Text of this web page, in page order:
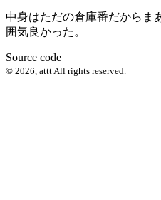
中身はただの倉庫番だからま
囲気良かった。
Source code
© 2026 attt All rights reserved.